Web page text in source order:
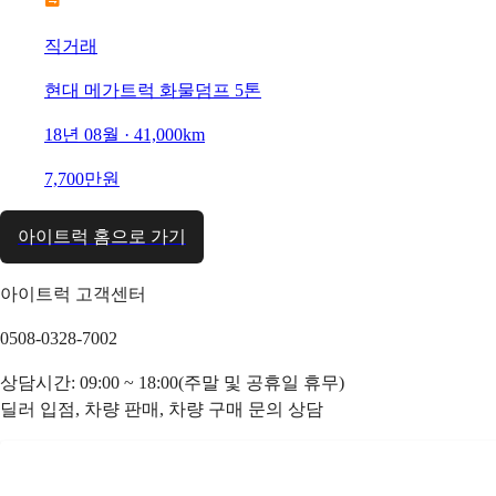
직거래
현대 메가트럭 화물덤프 5톤
18년 08월 · 41,000km
7,700만원
아이트럭 홈으로 가기
아이트럭 고객센터
0508-0328-7002
상담시간: 09:00 ~ 18:00(주말 및 공휴일 휴무)
딜러 입점, 차량 판매, 차량 구매 문의 상담